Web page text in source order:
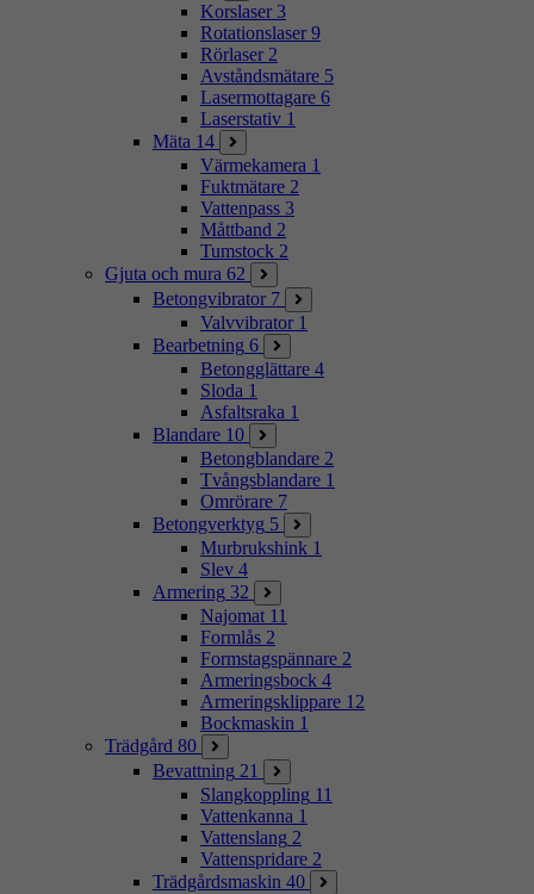
Korslaser 3
Rotationslaser 9
Rörlaser 2
Avståndsmätare 5
Lasermottagare 6
Laserstativ 1
Mäta 14
Värmekamera 1
Fuktmätare 2
Vattenpass 3
Måttband 2
Tumstock 2
Gjuta och mura 62
Betongvibrator 7
Valvvibrator 1
Bearbetning 6
Betongglättare 4
Sloda 1
Asfaltsraka 1
Blandare 10
Betongblandare 2
Tvångsblandare 1
Omrörare 7
Betongverktyg 5
Murbrukshink 1
Slev 4
Armering 32
Najomat 11
Formlås 2
Formstagspännare 2
Armeringsbock 4
Armeringsklippare 12
Bockmaskin 1
Trädgård 80
Bevattning 21
Slangkoppling 11
Vattenkanna 1
Vattenslang 2
Vattenspridare 2
Trädgårdsmaskin 40